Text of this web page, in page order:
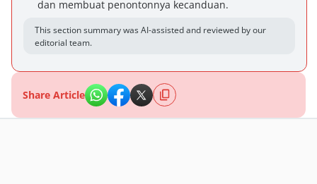
dan membuat penontonnya kecanduan.
This section summary was AI-assisted and reviewed by our
editorial team.
Share Article